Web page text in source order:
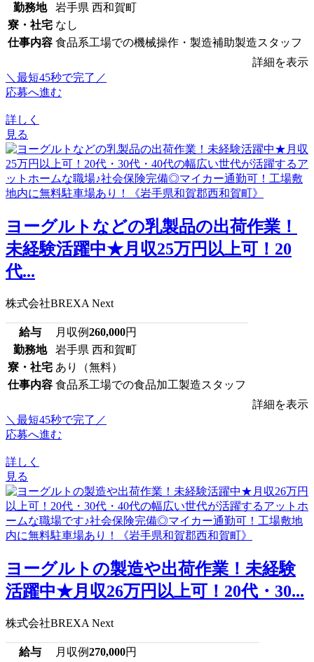
勤務地
岩手県 西和賀町
寮・社宅 なし
仕事内容 食品系工場での機械操作・製造補助製造スタッフ
詳細を表示
＼最短45秒で完了／
応募へ進む
詳しく
見る
ヨーグルトなどの乳製品の出荷作業！
未経験活躍中★月収25万円以上可！20
代...
株式会社BREXA Next
給与 月収例260,000円
勤務地
岩手県 西和賀町
寮・社宅 あり（無料）
仕事内容 食品系工場での食品加工製造スタッフ
詳細を表示
＼最短45秒で完了／
応募へ進む
詳しく
見る
ヨーグルトの製造や出荷作業！未経験
活躍中★月収26万円以上可！20代・30...
株式会社BREXA Next
給与 月収例270,000円